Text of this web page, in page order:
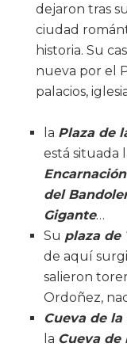
dejaron tras
ciudad
historia. Su
nueva por el
palacios,
la Plaza de
está situada
Encarnación
del
Gigante…
Su plaza de
de aquí
salieron
Ordoñez,
Cueva de
la Cueva de